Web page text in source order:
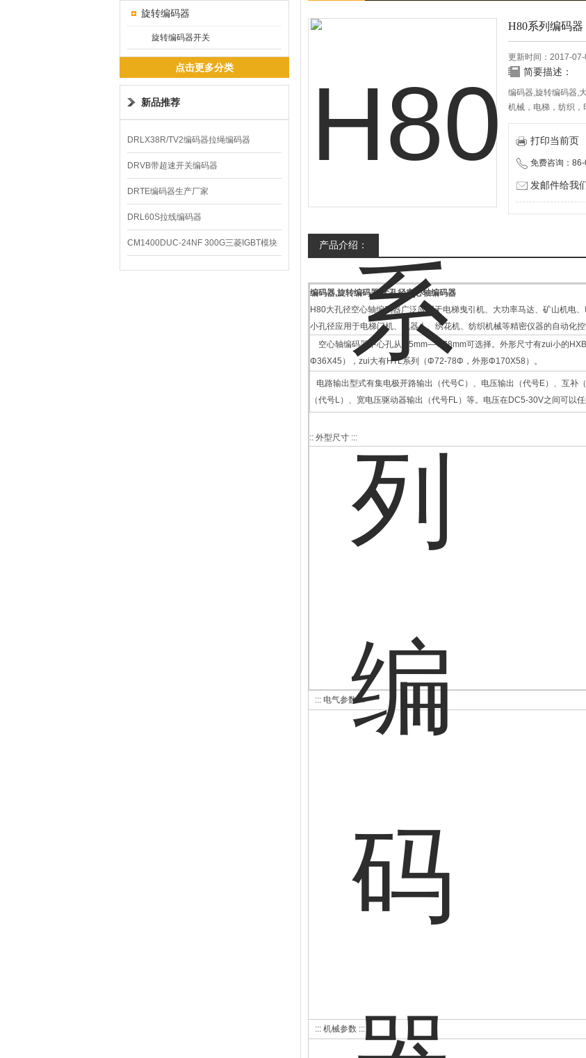
旋转编码器
旋转编码器开关
点击更多分类
新品推荐
DRLX38R/TV2编码器拉绳编码器
DRVB带超速开关编码器
DRTE编码器生产厂家
DRL60S拉线编码器
CM1400DUC-24NF 300G三菱IGBT模块
H80系列编码器
更新时间：2017-
简要描述：
编码器,旋转编码器,
机械，电梯，纺织，
H80系列编码器是
荷，轴套设计可以
全长的使用寿命。
打印当前页
免费咨询：
发邮件给我
产品介绍：
编码器,旋转编码器,大孔径空心轴编码器
H80大孔径空心轴编码器广泛应用于电梯曳引机、大功率马达、矿山机电
小孔径应用于电梯门机、机器人、绣花机、纺织机械等精密仪器的自动化控
空心轴编码器中心孔从Φ5mm—Φ78mm可选择。外形尺寸有zui小的
Φ36X45），zui大有HTL系列（Φ72-78Φ，外形Φ170X58）。
电路输出型式有集电极开路输出（代号C）、电压输出（代号E）、互补
（代号L）、宽电压驱动器输出（代号FL）等。电压在DC5-30V之间可以任
:: 外型尺寸 :::
::: 电气参数 :::
::: 机械参数 :::